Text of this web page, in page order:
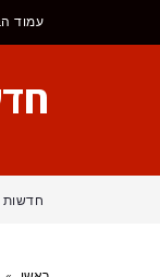
עמוד
חדשות